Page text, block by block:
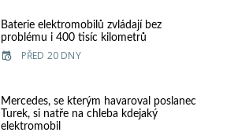
Baterie elektromobilů zvládají bez
problému i 400 tisíc kilometrů
PŘED 20 DNY
Mercedes, se kterým havaroval poslanec
Turek, si natře na chleba kdejaký
elektromobil